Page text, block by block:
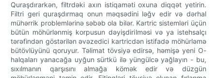
Quraşdırarkən, filtrdəki axın istiqaməti oxuna diqqət yetirin.
Filtri geri quraşdırmaq onun məqsədini ləğv edir və dərhal
mühərrik problemlərinə səbəb ola bilər. Kartric sistemləri üçün
bütün möhürlənmiş korpusun dəyişdirilməsi və ya istehsalçı
tərəfindən göstərilən əvəzedici kartricdən istifadə möhürləmə
bütövlüyünü qoruyur. Təlimat tövsiyə edirsə, həmişə yeni O-
halqaları yanacağa uyğun sürtkü ilə yüngülcə yağlayın - bu,
sıxılmanın qarşısını almağa kömək edir və düzgün